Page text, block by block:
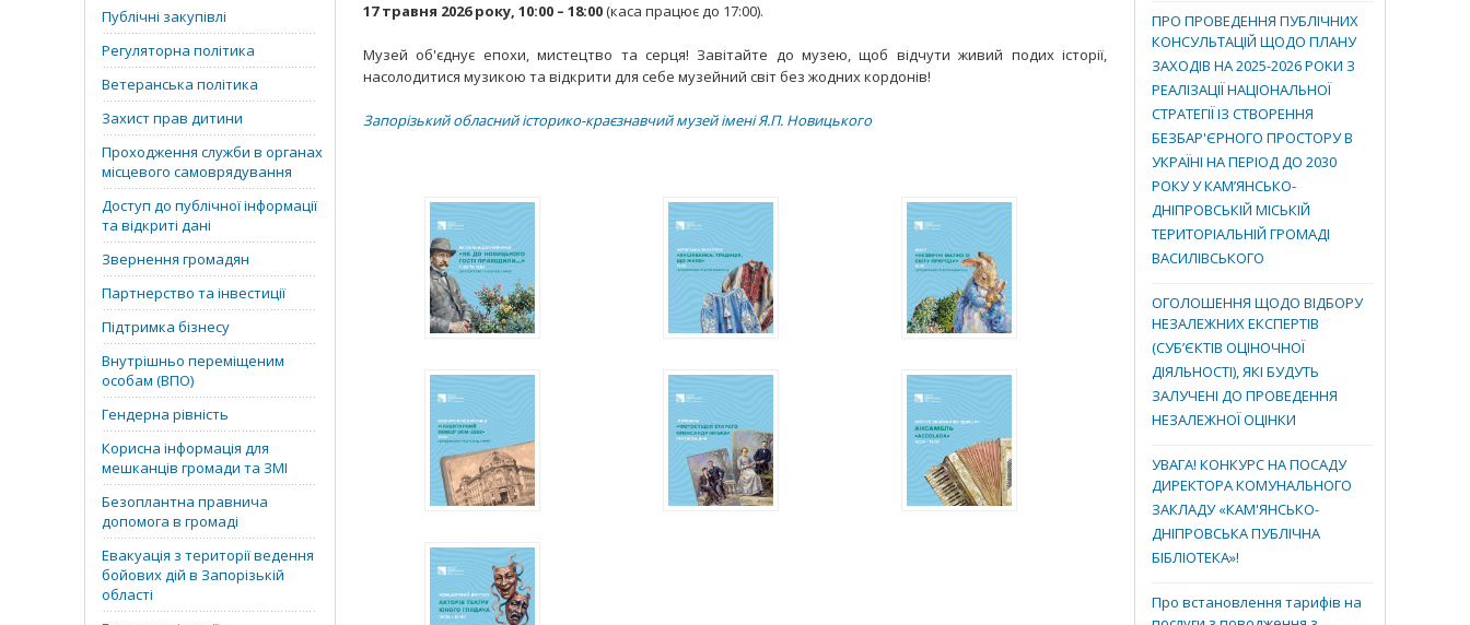
Публічні закупівлі
Регуляторна політика
Ветеранська політика
Захист прав дитини
Проходження служби в органах
місцевого самоврядування
Доступ до публічної інформації
та відкриті дані
Звернення громадян
Партнерство та інвестиції
Підтримка бізнесу
Внутрішньо переміщеним
особам (ВПО)
Гендерна рівність
Корисна інформація для
мешканців громади та ЗМІ
Безоплантна правнича
допомога в громаді
Евакуація з території ведення
бойових дій в Запорізькій
області
17 травня 2026 року, 10:00 – 18:00(каса працює до 17:00).
Музей об'єднує епохи, мистецтво та серця! Завітайте до музею, щоб відчути живий подих історії,
насолодитися музикою та відкрити для себе музейний світ без жодних кордонів!
Запорізький обласний історико-краєзнавчий музей імені Я.П. Новицького
ПРО ПРОВЕДЕННЯ ПУБЛІЧНИХ
КОНСУЛЬТАЦІЙ ЩОДО ПЛАНУ
ЗАХОДІВ НА 2025-2026 РОКИ З
РЕАЛІЗАЦІЇ НАЦІОНАЛЬНОЇ
СТРАТЕГІЇ ІЗ СТВОРЕННЯ
БЕЗБАР'ЄРНОГО ПРОСТОРУ В
УКРАЇНІ НА ПЕРІОД ДО 2030
РОКУ У КАМ’ЯНСЬКО-
ДНІПРОВСЬКІЙ МІСЬКІЙ
ТЕРИТОРІАЛЬНІЙ ГРОМАДІ
ВАСИЛІВСЬКОГО
ОГОЛОШЕННЯ ЩОДО ВІДБОРУ
НЕЗАЛЕЖНИХ ЕКСПЕРТІВ
(СУБ’ЄКТІВ ОЦІНОЧНОЇ
ДІЯЛЬНОСТІ), ЯКІ БУДУТЬ
ЗАЛУЧЕНІ ДО ПРОВЕДЕННЯ
НЕЗАЛЕЖНОЇ ОЦІНКИ
УВАГА! КОНКУРС НА ПОСАДУ
ДИРЕКТОРА КОМУНАЛЬНОГО
ЗАКЛАДУ «КАМ'ЯНСЬКО-
ДНІПРОВСЬКА ПУБЛІЧНА
БІБЛІОТЕКА»!
Про встановлення тарифів на